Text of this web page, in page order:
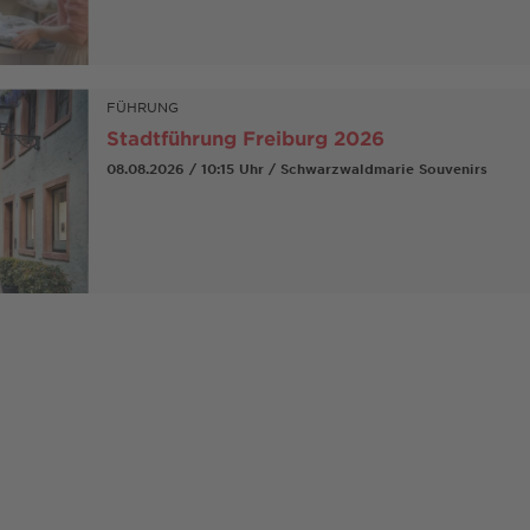
FÜHRUNG
Stadtführung Freiburg 2026
08.08.2026 / 10:15 Uhr / Schwarzwaldmarie Souvenirs